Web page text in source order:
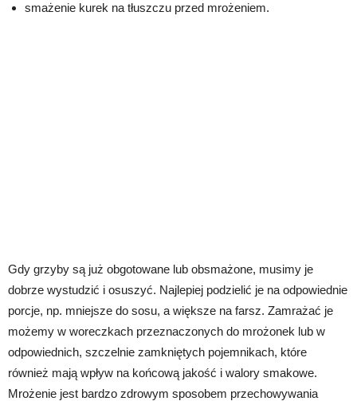
smażenie kurek na tłuszczu przed mrożeniem.
Gdy grzyby są już obgotowane lub obsmażone, musimy je
dobrze wystudzić i osuszyć. Najlepiej podzielić je na odpowiednie
porcje, np. mniejsze do sosu, a większe na farsz. Zamrażać je
możemy w woreczkach przeznaczonych do mrożonek lub w
odpowiednich, szczelnie zamkniętych pojemnikach, które
również mają wpływ na końcową jakość i walory smakowe.
Mrożenie jest bardzo zdrowym sposobem przechowywania